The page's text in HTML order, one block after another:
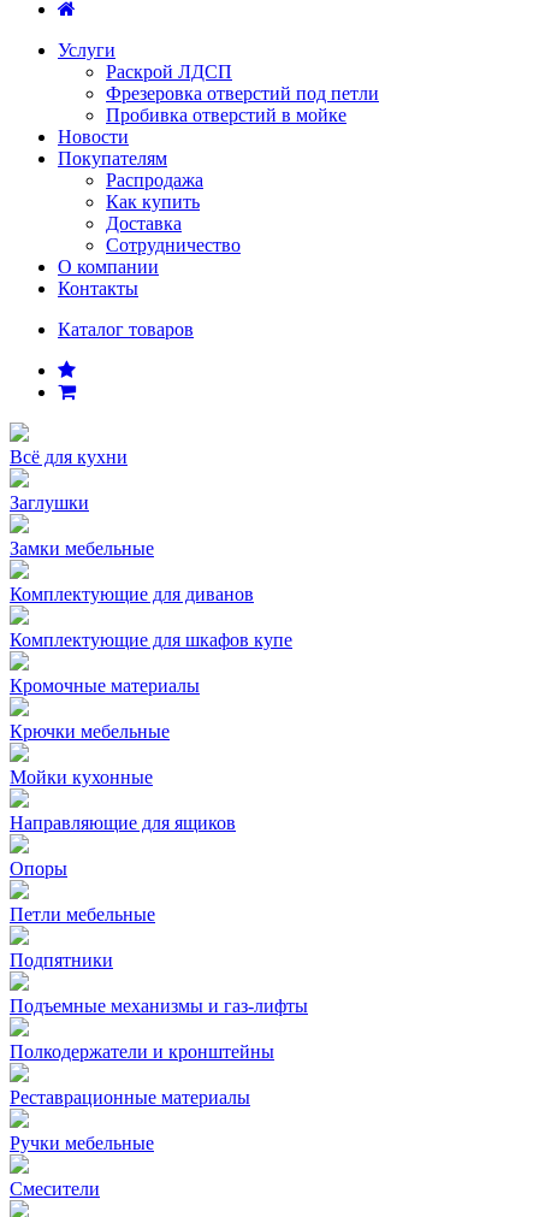
Услуги
Раскрой ЛДСП
Фрезеровка отверстий под петли
Пробивка отверстий в мойке
Новости
Покупателям
Распродажа
Как купить
Доставка
Сотрудничество
О компании
Контакты
Каталог товаров
Всё для кухни
Заглушки
Замки мебельные
Комплектующие для диванов
Комплектующие для шкафов купе
Кромочные материалы
Крючки мебельные
Мойки кухонные
Направляющие для ящиков
Опоры
Петли мебельные
Подпятники
Подъемные механизмы и газ-лифты
Полкодержатели и кронштейны
Реставрационные материалы
Ручки мебельные
Смесители